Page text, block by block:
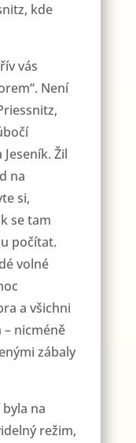
kde
vás
Není
Žil
na
si,
se tam
počítat.
volné
a všichni
nicméně
zábaly
na
režim,